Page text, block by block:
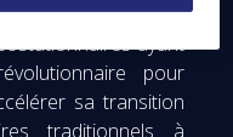
le club exclusif
ayant
pour
sa transition
traditionnels à